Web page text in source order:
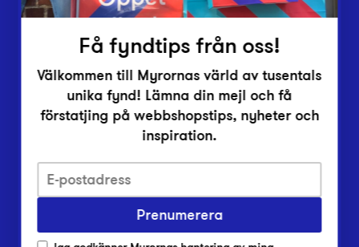
Pressrum
Integritetsskyddspolicy
Har du frågor om onlineköp, leverans eller retur?
Få fyndtips från oss!
Välkommen till Myrornas värld av tusentals
unika fynd! Lämna din mejl och få
förstatjing på webbshopstips, nyheter och
inspiration.
Prenumerera